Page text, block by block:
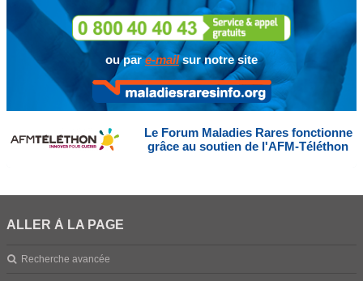
ou pare-mailsur notre site
Le Forum Maladies Rares fonctionne
grâce au soutien de l'AFM-Téléthon
ALLER À LA PAGE
Recherche avancée